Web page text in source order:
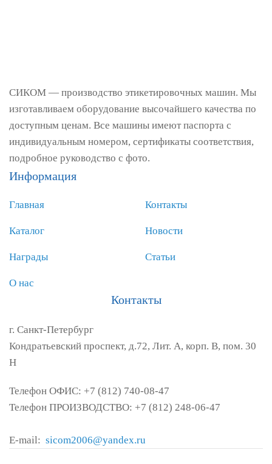
СИКОМ — производство этикетировочных машин. Мы
изготавливаем оборудование высочайшего качества по
доступным ценам. Все машины имеют паспорта с
индивидуальным номером, сертификаты соответствия,
подробное руководство с фото.
Информация
Главная
Каталог
Награды
О нас
Контакты
Новости
Статьи
Контакты
г. Санкт-Петербург
Кондратьевский проспект, д.72, Лит. А, корп. В, пом. 30
Н
Телефон ОФИС: +7 (812) 740-08-47
Телефон ПРОИЗВОДСТВО: +7 (812) 248-06-47
E-mail: sicom2006@yandex.ru